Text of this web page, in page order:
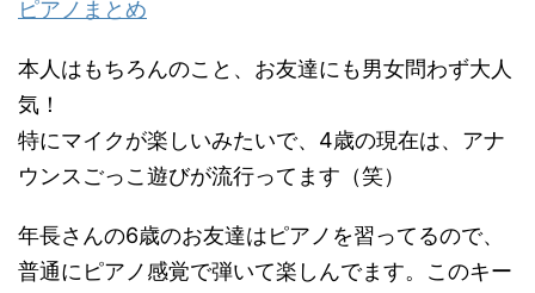
ピアノまとめ
本人はもちろんのこと、お友達にも男女問わず大人
気！
特にマイクが楽しいみたいで、4歳の現在は、アナ
ウンスごっこ遊びが流行ってます（笑）
年長さんの6歳のお友達はピアノを習ってるので、
普通にピアノ感覚で弾いて楽しんでます。このキー